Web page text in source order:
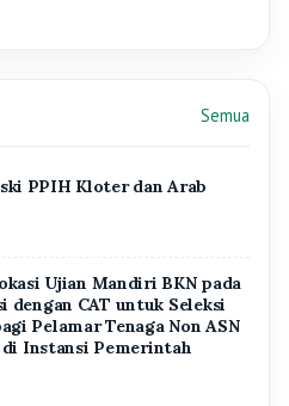
Agama Tahun
Pelaksanaan Tugas dan
Seleksi Administrasi Pasca
Tahap II Kementerian
2024